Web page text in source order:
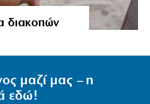
διακοπών
μαζί μας – η
εδώ!